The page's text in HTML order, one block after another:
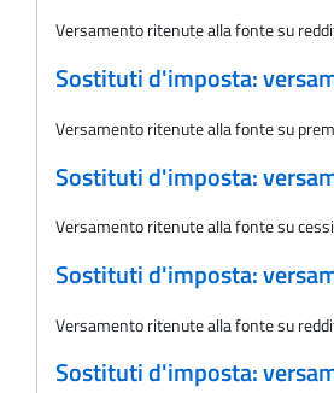
Versamento ritenute alla fonte su
Sostituti d'imposta:
Versamento ritenute alla fonte su
Sostituti d'imposta:
Versamento ritenute alla fonte su
Sostituti d'imposta:
Versamento ritenute alla fonte su
Sostituti d'imposta: